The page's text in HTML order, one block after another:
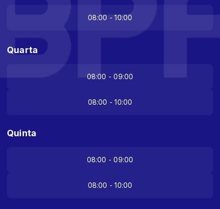
08:00 - 10:00
Quarta
08:00 - 09:00
08:00 - 10:00
Quinta
08:00 - 09:00
08:00 - 10:00